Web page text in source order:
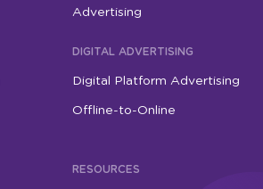
Advertising
DIGITAL ADVERTISING
Digital Platform Advertising
Offline-to-Online
RESOURCES